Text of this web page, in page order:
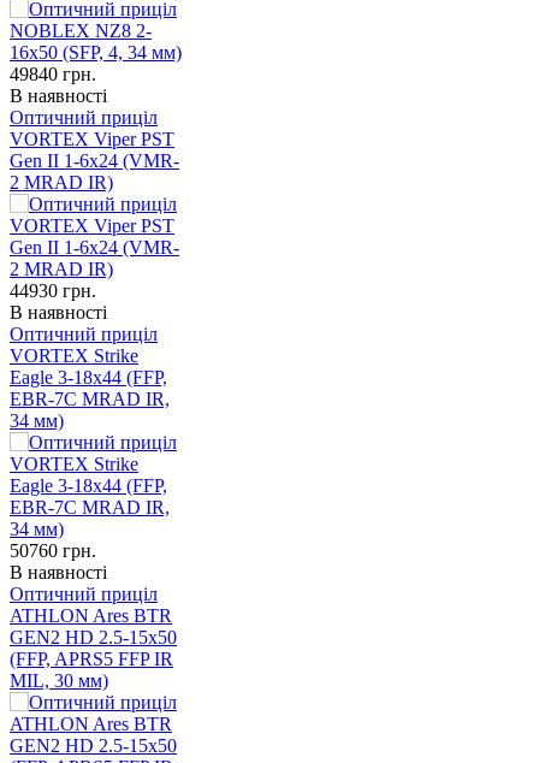
49840 грн.
В наявності
Оптичний приціл
VORTEX Viper PST
Gen II 1-6x24 (VMR-
2 MRAD IR)
44930 грн.
В наявності
Оптичний приціл
VORTEX Strike
Eagle 3-18x44 (FFP,
EBR-7C MRAD IR,
34 мм)
50760 грн.
В наявності
Оптичний приціл
ATHLON Ares BTR
GEN2 HD 2.5-15x50
(FFP, APRS5 FFP IR
MIL, 30 мм)